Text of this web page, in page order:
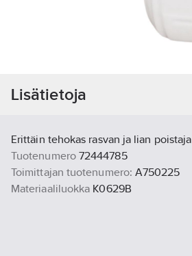
Lisätietoja
Erittäin tehokas rasvan ja lian poistaja
Tuotenumero 72444785
Toimittajan tuotenumero: A750225
Materiaaliluokka K0629B